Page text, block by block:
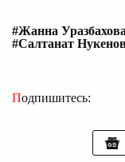
#Жанна Уразбахова
#Салтанат
Подпишитесь: